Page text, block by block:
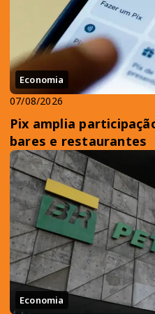
Economia
07/08/2026
Pix amplia
bares e restaurantes
Economia